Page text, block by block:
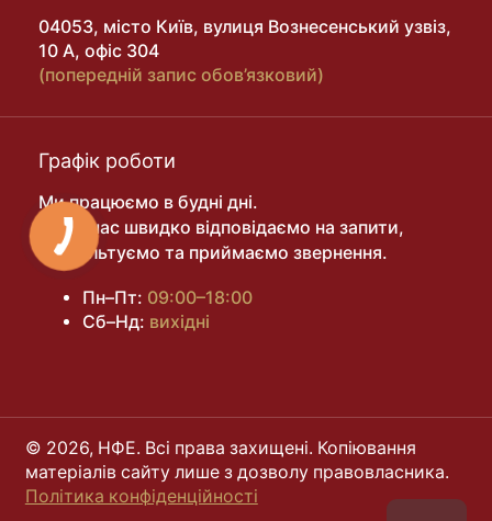
04053, місто Київ, вулиця Вознесенський узвіз,
10 А, офіс 304
(попередній запис обов’язковий)
Графік роботи
Ми працюємо в будні дні.
У цей час швидко відповідаємо на запити,
консультуємо та приймаємо звернення.
Пн–Пт: 09:00–18:00
Сб–Нд: вихідні
© 2026, НФЕ. Всі права захищені. Копіювання
матеріалів сайту лише з дозволу правовласника.
Політика конфіденційності